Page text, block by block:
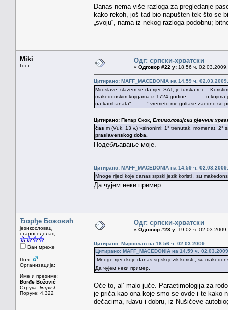
Danas nema više razloga za pregledanje
kako rekoh, još tad bio napušten tek što se
„svoju“, nama iz nekog razloga podobnu;
Miki
Гост
Одг: српски-хрватски
« Одговор #22 у: 18.56 ч.
Цитирано: MAFF_MACEDONIA на 14.59 ч. 02.03.2009.
Miroslave, slazem se da rijec SAT, je turska rec .
makedonskim knjigama iz 1724 godine . . . . u
na kambanata" . . . " vremeto me goltase zaedno so
Цитирано: Петар Скок, Етимологијски рјечник
čas m (Vuk, 13 v.) »sinonimi: 1° trenutak, momenat,
praslavenskog doba.
Подебљавање моје.
Цитирано: MAFF_MACEDONIA на 14.59 ч. 02.03.2009.
Mnoge rijeci koje danas srpski jezik koristi , su
Да чујем неки пример.
Ђорђе Божовић
језикословац
староседелац
Ван мреже
Пол:
Организација:
Име и презиме:
Đorđe Božović
Струка: lingvist
Поруке: 4.322
Одг: српски-хрватски
« Одговор #23 у: 19.02 ч.
Цитирано: Мирослав на 18.56 ч. 02.03.2009.
Цитирано: MAFF_MACEDONIA на 14.59 ч.
Mnoge rijeci koje danas srpski jezik koristi , su
Да чујем неки пример.
Oće to, al’ malo juče. Paraetimologija za
je priča kao ona koje smo se ovde i te kako
dečacima, rđavu i dobru, iz Nušićeve